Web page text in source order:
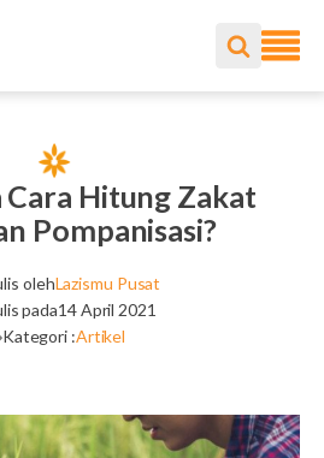
Cara Hitung Zakat
Pompanisasi?
olehLazismu Pusat
pada14 April 2021
Kategori :Artikel